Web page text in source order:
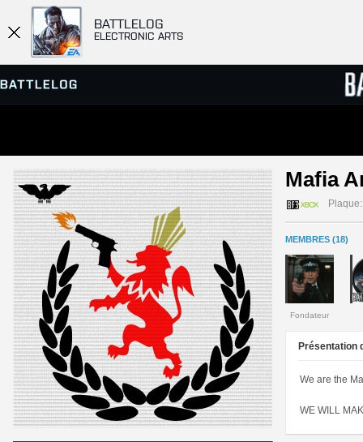
BATTLELOG
ELECTRONIC ARTS
SERVEURS
PARTIES
Mafia
Plaque:
MEMBRES (18)
Fondateur
Présentation
We are the
WE WILL